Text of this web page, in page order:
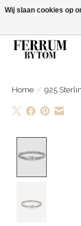
Wij zijn gelsoten van
Home / 925
Wij slaan cookies op